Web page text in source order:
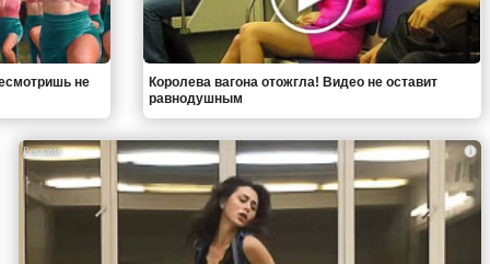
не
Королева вагона отожгла! Видео не оставит
равнодушным
i